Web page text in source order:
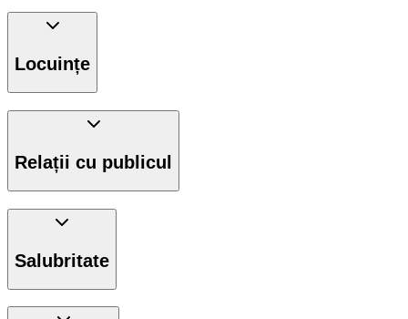
Locuințe
Relații cu publicul
Salubritate